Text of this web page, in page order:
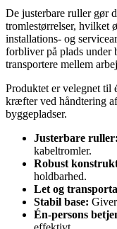
De justerbare ruller gør
tromlestørrelser, hvilket
installations- og
forbliver på plads under
transportere mellem
Produktet er velegnet til
kræfter ved håndtering
byggepladser.
Justerbare ruller:
kabeltromler.
Robust
holdbarhed.
Let og
Stabil base:
Én-persons